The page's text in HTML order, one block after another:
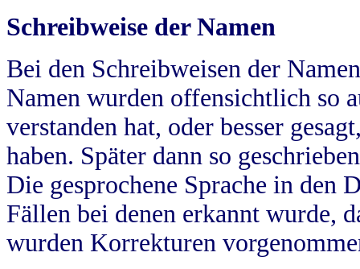
Schreibweise der Namen
Bei den Schreibweisen der
Namen wurden offensichtlich so
verstanden hat, oder besser
haben. Später dann so
Die gesprochene Sprache in
Fällen bei denen erkannt wurde,
wurden Korrekturen